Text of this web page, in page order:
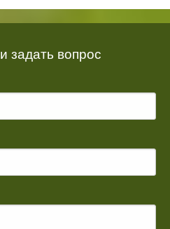
задать вопрос